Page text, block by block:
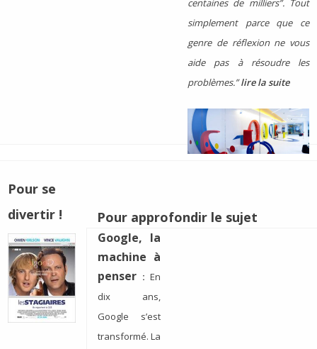
centaines de milliers”. Tout
simplement parce que ce
genre de réflexion ne vous
aide pas à résoudre les
problèmes.”lire la suite
Pour se
divertir !
Pour approfondir le sujet
Google, la
machine à
penser : En
dix ans,
Google s’est
transformé. La